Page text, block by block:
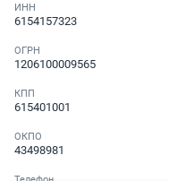
ИНН
6154157323
ОГРН
1206100009565
КПП
615401001
ОКПО
43498981